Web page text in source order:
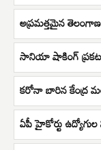
అప్రమత్తమైన తెలంగాణ
సానియా షాకింగ్
కరోనా బారిన కేంద్ర
ఏపీ హైకోర్టు